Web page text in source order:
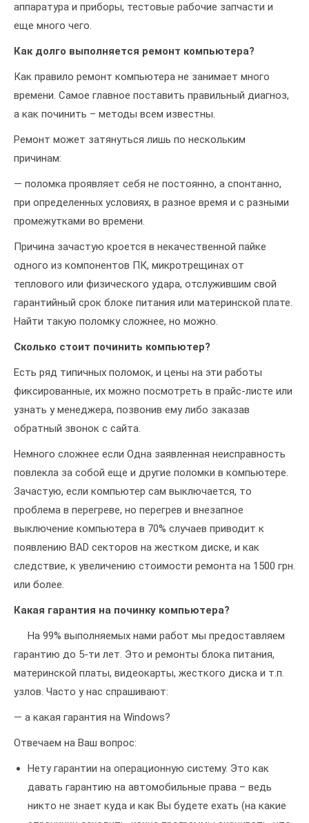
аппаратура и приборы, тестовые рабочие запчасти и
еще много чего.
Как долго выполняется ремонт компьютера?
Как правило ремонт компьютера не занимает много
времени. Самое главное поставить правильный диагноз,
а как починить – методы всем известны.
Ремонт может затянуться лишь по нескольким
причинам:
— поломка проявляет себя не постоянно, а спонтанно,
при определенных условиях, в разное время и с разными
промежутками во времени.
Причина зачастую кроется в некачественной пайке
одного из компонентов ПК, микротрещинах от
теплового или физического удара, отслужившим свой
гарантийный срок блоке питания или материнской плате.
Найти такую поломку сложнее, но можно.
Сколько стоит починить компьютер?
Есть ряд типичных поломок, и цены на эти работы
фиксированные, их можно посмотреть в прайс-листе или
узнать у менеджера, позвонив ему либо заказав
обратный звонок с сайта.
Немного сложнее если Одна заявленная неисправность
повлекла за собой еще и другие поломки в компьютере.
Зачастую, если компьютер сам выключается, то
проблема в перегреве, но перегрев и внезапное
выключение компьютера в 70% случаев приводит к
появлению BAD секторов на жестком диске, и как
следствие, к увеличению стоимости ремонта на 1500 грн.
или более.
Какая гарантия на починку компьютера?
На 99% выполняемых нами работ мы предоставляем
гарантию до 5-ти лет. Это и ремонты блока питания,
материнской платы, видеокарты, жесткого диска и т.п.
узлов. Часто у нас спрашивают:
— а какая гарантия на Windows?
Отвечаем на Ваш вопрос:
Нету гарантии на операционную систему. Это как
давать гарантию на автомобильные права – ведь
никто не знает куда и как Вы будете ехать (на какие